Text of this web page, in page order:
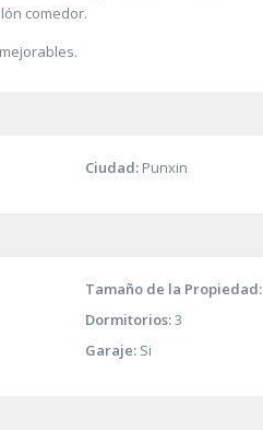
comedor.
Ciudad: Punxin
Tamaño de la Propiedad:
Dormitorios:3
Garaje:Si